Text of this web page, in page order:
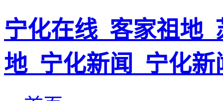
宁化在线_客家祖地
地_宁化新闻_宁化